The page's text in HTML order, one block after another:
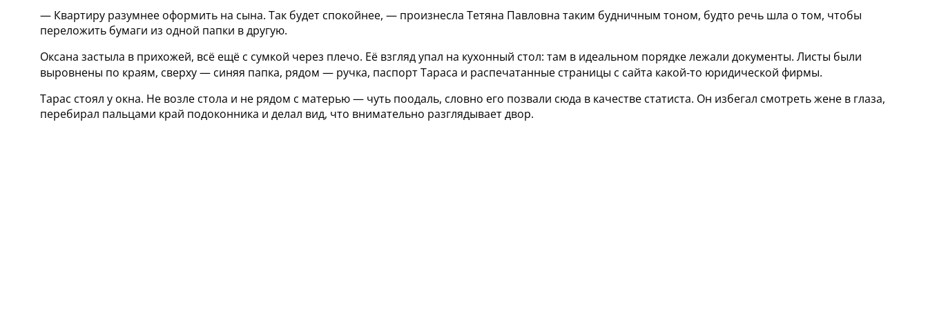
— Квартиру разумнее оформить на сына. Так будет спокойнее, — произнесла Тетяна Павловна таким будничным тоном, будто речь шла о том, чтобы
переложить бумаги из одной папки в другую.
Оксана застыла в прихожей, всё ещё с сумкой через плечо. Её взгляд упал на кухонный стол: там в идеальном порядке лежали документы. Листы были
выровнены по краям, сверху — синяя папка, рядом — ручка, паспорт Тараса и распечатанные страницы с сайта какой‑то юридической фирмы.
Тарас стоял у окна. Не возле стола и не рядом с матерью — чуть поодаль, словно его позвали сюда в качестве статиста. Он избегал смотреть жене в глаза,
перебирал пальцами край подоконника и делал вид, что внимательно разглядывает двор.